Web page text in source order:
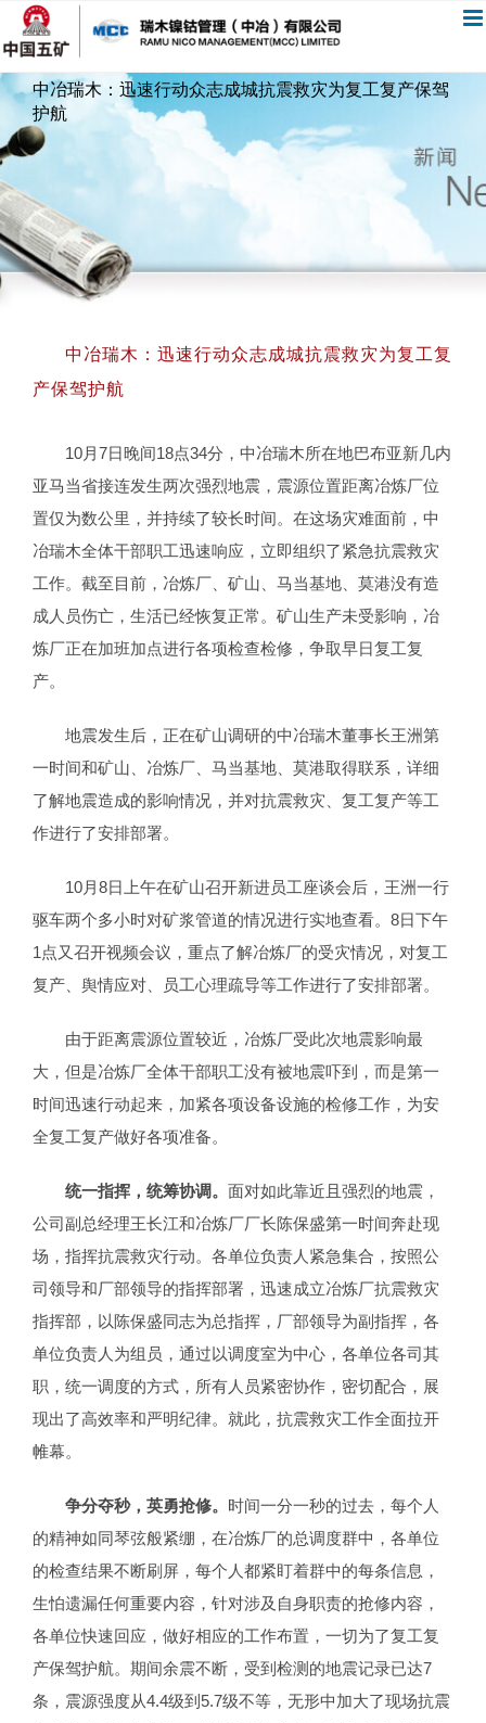
过
内
中冶瑞木：迅速行动众志成城抗震救灾为复工复产保驾
护航
中冶瑞木：迅速行动众志成城抗震救灾为复工复
产保驾护航
10月7日晚间18点34分，中冶瑞木所在地巴布亚新几内
亚马当省接连发生两次强烈地震，震源位置距离冶炼厂位
置仅为数公里，并持续了较长时间。在这场灾难面前，中
冶瑞木全体干部职工迅速响应，立即组织了紧急抗震救灾
工作。截至目前，冶炼厂、矿山、马当基地、莫港没有造
成人员伤亡，生活已经恢复正常。矿山生产未受影响，冶
炼厂正在加班加点进行各项检查检修，争取早日复工复
产。
地震发生后，正在矿山调研的中冶瑞木董事长王洲第
一时间和矿山、冶炼厂、马当基地、莫港取得联系，详细
了解地震造成的影响情况，并对抗震救灾、复工复产等工
作进行了安排部署。
10月8日上午在矿山召开新进员工座谈会后，王洲一行
驱车两个多小时对矿浆管道的情况进行实地查看。8日下午
1点又召开视频会议，重点了解冶炼厂的受灾情况，对复工
复产、舆情应对、员工心理疏导等工作进行了安排部署。
由于距离震源位置较近，冶炼厂受此次地震影响最
大，但是冶炼厂全体干部职工没有被地震吓到，而是第一
时间迅速行动起来，加紧各项设备设施的检修工作，为安
全复工复产做好各项准备。
统一指挥，统筹协调。 面对如此靠近且强烈的地震，
公司副总经理王长江和冶炼厂厂长陈保盛第一时间奔赴现
场，指挥抗震救灾行动。各单位负责人紧急集合，按照公
司领导和厂部领导的指挥部署，迅速成立冶炼厂抗震救灾
指挥部，以陈保盛同志为总指挥，厂部领导为副指挥，各
单位负责人为组员，通过以调度室为中心，各单位各司其
职，统一调度的方式，所有人员紧密协作，密切配合，展
现出了高效率和严明纪律。就此，抗震救灾工作全面拉开
帷幕。
争分夺秒，英勇抢修。 时间一分一秒的过去，每个人
的精神如同琴弦般紧绷，在冶炼厂的总调度群中，各单位
的检查结果不断刷屏，每个人都紧盯着群中的每条信息，
生怕遗漏任何重要内容，针对涉及自身职责的抢修内容，
各单位快速回应，做好相应的工作布置，一切为了复工复
产保驾护航。期间余震不断，受到检测的地震记录已达7
条，震源强度从4.4级到5.7级不等，无形中加大了现场抗震